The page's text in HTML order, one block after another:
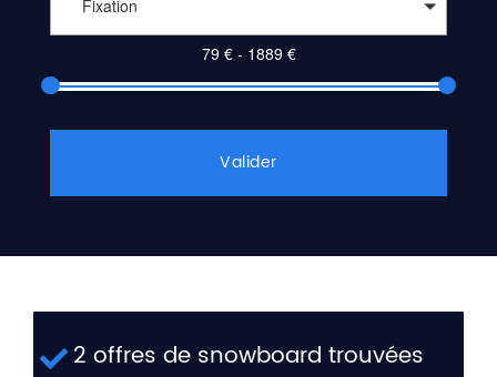
Fixation
Valider
2 offres de snowboard trouvées